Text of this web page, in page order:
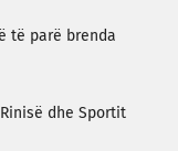
të parë brenda
dhe Sportit